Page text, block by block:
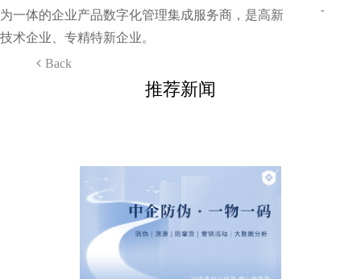
为一体的企业产品数字化管理集成服务商，是高新
技术企业、专精特新企业。
Back
-
推荐新闻